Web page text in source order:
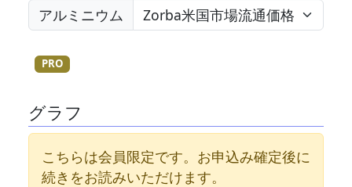
アルミニウム
PRO
グラフ
こちらは会員限定です。お申込み確定後に
続きをお読みいただけます。